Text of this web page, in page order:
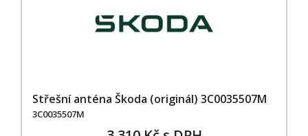
Střešní anténa Škoda (originál) 3C0035507M
3C0035507M